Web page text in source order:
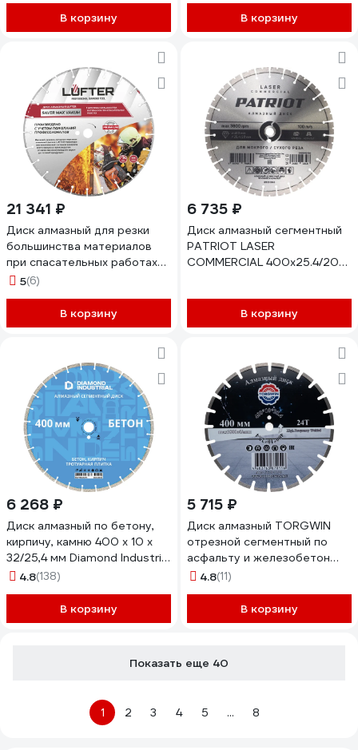
В корзину В корзину
21 341 ₽
Диск алмазный для резки
большинства материалов
при спасательных работах
LUFTER 400мм SAVER MAX
5(6)
В корзину
6 735 ₽
Диск алмазный сегментный
PATRIOT LASER
COMMERCIAL 400x25.4/20
В корзину
6 268 ₽
Диск алмазный по бетону,
кирпичу, камню 400 х 10 х
32/25,4 мм Diamond Industrial
DIDC40032
4.8(138)
В корзину
5 715 ₽
Диск алмазный TORGWIN
отрезной сегментный по
асфальту и железобетон
Серия TG
Professional Industrial
T394396
4.8(11)
В корзину
Показать еще 40
1 2 3 4 5 ... 8